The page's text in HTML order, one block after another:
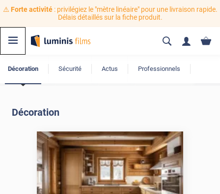
⚠️ Forte activité: privilégiez le "mètre linéaire" pour une livraison rapide.
Délais détaillés sur la fiche produit.
Décoration Sécurité Actus Professionnels
Décoration